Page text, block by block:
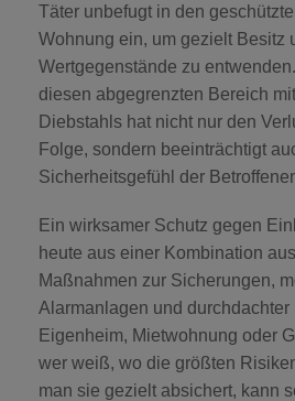
SOS & ÜBERFALL
GUARDIAN
KEYFOB
NOTFALLKNOPF
VIDEO DOORBELL
Täter unbefugt in den
Wohnung ein, um gezielt Besitz
Wertgegenstände zu
diesen abgegrenzten Bereich
Diebstahls hat nicht nur den
Folge, sondern beeinträchtigt
Sicherheitsgefühl der
Ein wirksamer Schutz gegen
heute aus einer Kombination
Maßnahmen zur Sicherungen,
Alarmanlagen und durchdachter
Eigenheim, Mietwohnung oder
wer weiß, wo die größten
man sie gezielt absichert, kann